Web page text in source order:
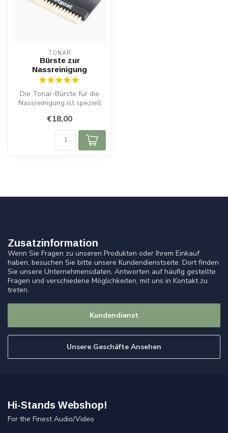
TONAR
Bürste zur
Nassreinigung
Die Tonar-Bürste für die
Nassreinigung ist speziell
...
€18,00
Zusatzinformation
Wenn Sie Fragen zu unseren Produkten oder Ihrem Einkauf
haben, besuchen Sie bitte unsere Kundendienstseite. Dort finden
Sie unsere Unternehmensdaten, Antworten auf häufig gestellte
Fragen und verschiedene Möglichkeiten, mit uns in Kontakt zu
treten.
Kundendienst
Unsere Geschäfte Ansehen
Hi-Stands Webshop!
For the Finest Audio/Video